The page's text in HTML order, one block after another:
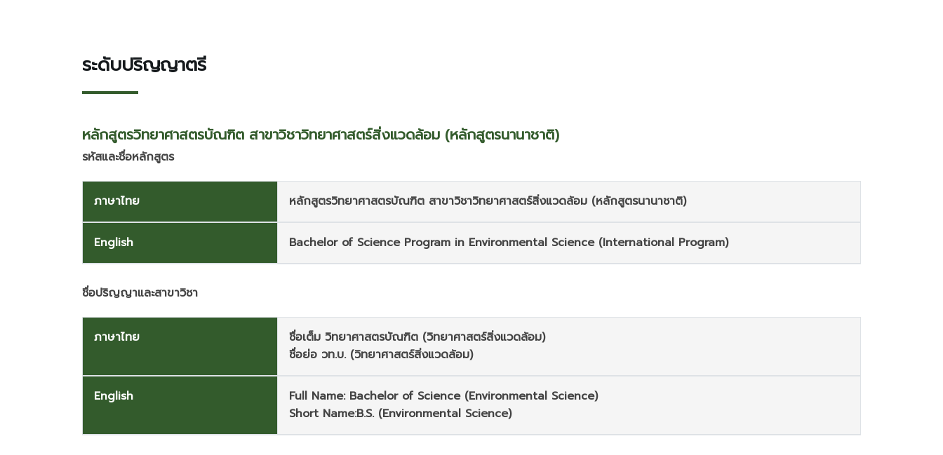
ระดับปริญญาตรี
หลักสูตรวิทยาศาสตรบัณฑิต สาขาวิชาวิทยาศาสตร์สิ่งแวดล้อม (หลักสูตรนานาชาติ)
รหัสและชื่อหลักสูตร
ภาษาไทย หลักสูตรวิทยาศาสตรบัณฑิต สาขาวิชาวิทยาศาสตร์สิ่งแวดล้อม (หลักสูตรนานาชาติ)
English Bachelor of Science Program in Environmental Science (International Program)
ชื่อปริญญาและสาขาวิชา
ภาษาไทย
ชื่อเต็ม วิทยาศาสตรบัณฑิต (วิทยาศาสตร์สิ่งแวดล้อม)
ชื่อย่อ วท.บ. (วิทยาศาสตร์สิ่งแวดล้อม)
English
Full Name: Bachelor of Science (Environmental Science)
Short Name:B.S. (Environmental Science)